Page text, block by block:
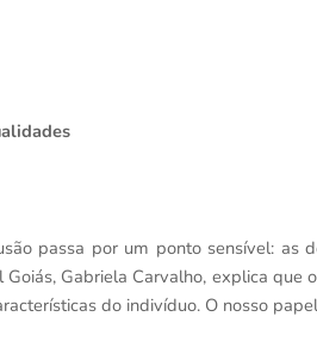
passa por um ponto sensível: as
Goiás, Gabriela Carvalho, explica
do indivíduo. O nosso